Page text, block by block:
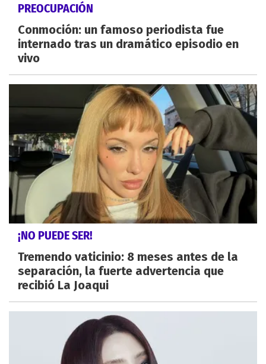
PREOCUPACIÓN
Conmoción: un famoso periodista fue
internado tras un dramático episodio en
vivo
¡NO PUEDE SER!
Tremendo vaticinio: 8 meses antes de la
separación, la fuerte advertencia que
recibió La Joaqui